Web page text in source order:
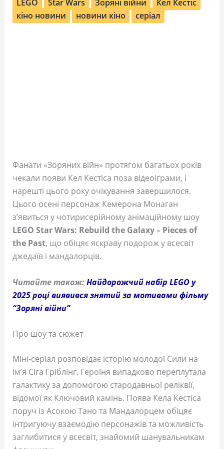
LEGO Star Wars Зоряні війни
Кел Кестіс
кіно новини
новини кіно серіал
Фанати «Зоряних війн» протягом багатьох років
чекали появи Кел Кестіса поза відеоіграми, і
нарешті цього року очікування завершилося.
Цього осені персонаж Кемерона Монаган
з’явиться у чотирисерійному анімаційному шоу
LEGO Star Wars: Rebuild the Galaxy – Pieces of
the Past, що обіцяє яскраву подорож у всесвіт
джедаїв і мандалорців.
Читайте також:Найдорожчий набір LEGO у
2025 році виявився знятий за мотивами фільму
“Зоряні війни”
Про шоу та сюжет
Міні-серіал розповідає історію молодої Сили на
ім’я Сіга Гріблінг. Героїня випадково переплутала
галактику за допомогою стародавньої реліквії,
відомої як Ключовий камінь. Поява Кела Кестіса
поруч із Асокою Тано та Мандалорцем обіцяє
інтригуючу взаємодію персонажів та можливість
заглибитися у всесвіт, знайомий шанувальникам